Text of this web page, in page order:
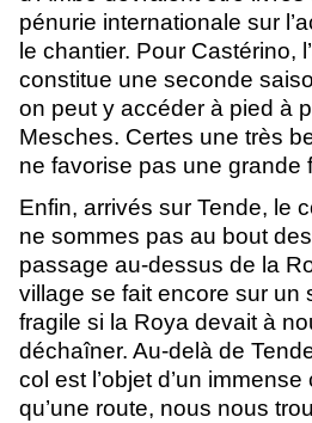
pénurie internationale sur
le chantier. Pour Castérino,
constitue une seconde
on peut y accéder à pied à
Mesches. Certes une très
ne favorise pas une grande
Enfin, arrivés sur Tende, le
ne sommes pas au bout
passage au-dessus de la
village se fait encore sur un
fragile si la Roya devait à
déchaîner. Au-delà de
col est l’objet d’un
qu’une route, nous nous